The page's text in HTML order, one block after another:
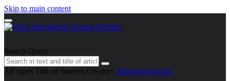
Skip to main content
Search Query
All types Title of sources Creators Advanced search